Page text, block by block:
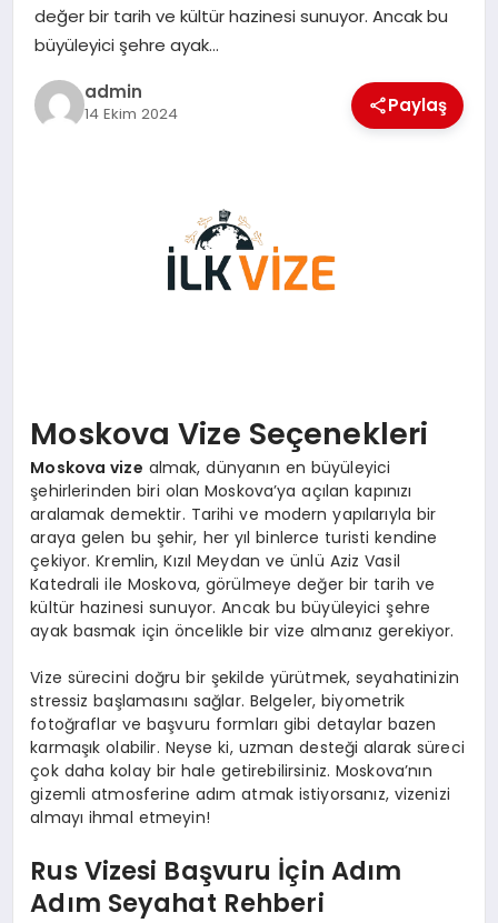
SAĞLIK
DÜNYA
değer bir tarih ve kültür hazinesi sunuyor. Ancak bu
büyüleyici şehre ayak…
admin
14 Ekim 2024 Paylaş
Moskova Vize Seçenekleri
Moskova vize almak, dünyanın en büyüleyici
şehirlerinden biri olan Moskova’ya açılan kapınızı
aralamak demektir. Tarihi ve modern yapılarıyla bir
araya gelen bu şehir, her yıl binlerce turisti kendine
çekiyor. Kremlin, Kızıl Meydan ve ünlü Aziz Vasil
Katedrali ile Moskova, görülmeye değer bir tarih ve
kültür hazinesi sunuyor. Ancak bu büyüleyici şehre
ayak basmak için öncelikle bir vize almanız gerekiyor.
Vize sürecini doğru bir şekilde yürütmek, seyahatinizin
stressiz başlamasını sağlar. Belgeler, biyometrik
fotoğraflar ve başvuru formları gibi detaylar bazen
karmaşık olabilir. Neyse ki, uzman desteği alarak süreci
çok daha kolay bir hale getirebilirsiniz. Moskova’nın
gizemli atmosferine adım atmak istiyorsanız, vizenizi
almayı ihmal etmeyin!
Rus Vizesi Başvuru İçin Adım
Adım Seyahat Rehberi